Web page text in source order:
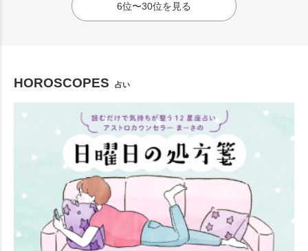
6位〜30位を見る
HOROSCOPES 占い